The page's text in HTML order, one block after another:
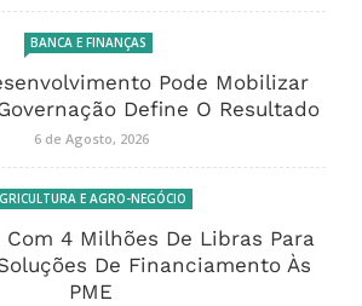
BANCA E FINANÇAS
Pode Mobilizar
Define O Resultado
6 de Agosto, 2026
E AGRO-NEGÓCIO
Com 4 Milhões De Libras Para
De Financiamento Às
PME